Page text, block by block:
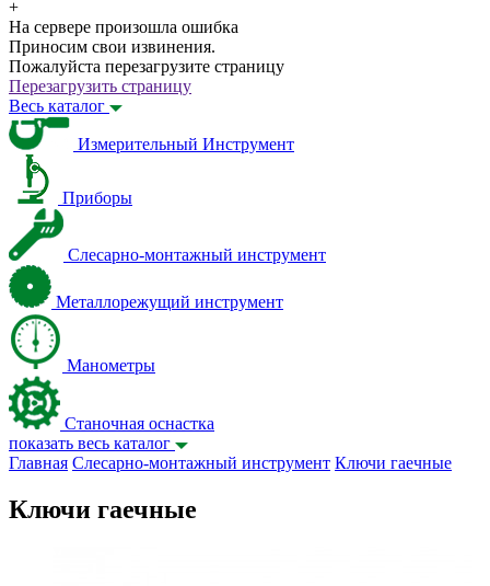
+
На сервере произошла ошибка
Приносим свои извинения.
Пожалуйста перезагрузите страницу
Перезагрузить страницу
Весь каталог
Измерительный Инструмент
Приборы
Слесарно-монтажный инструмент
Металлорежущий инструмент
Манометры
Станочная оснастка
показать весь каталог
Главная Слесарно-монтажный инструмент Ключи гаечные
Ключи гаечные